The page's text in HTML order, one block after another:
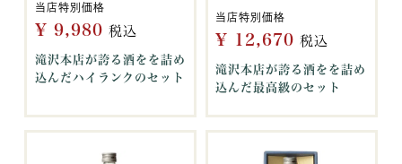
当店特別価格
¥ 9,980 税込
滝沢本店が誇る酒をを詰め
込んだハイランクのセット
当店特別価格
¥ 12,670 税込
滝沢本店が誇る酒をを詰め
込んだ最高級のセット